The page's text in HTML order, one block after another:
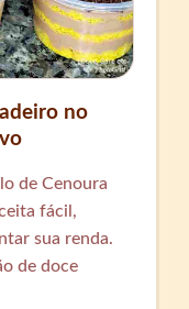
no
de Cenoura
fácil,
sua renda.
de doce